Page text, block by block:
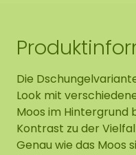
Die
Look mit
Moos im Hintergrund
Kontrast zu der
Genau wie das Moos